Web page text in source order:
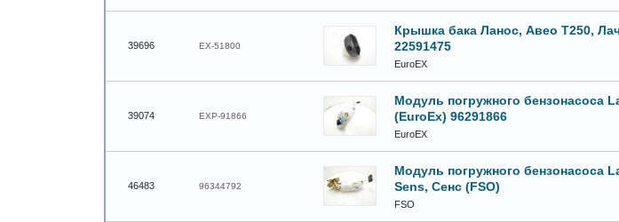
39696 EX-51800
Крышка бака Ланос, Авео Т250,
22591475
EuroEX
39074 EXP-91866
Модуль погружного бензонасоса
(EuroEx) 96291866
EuroEX
46483 96344792
Модуль погружного бензонасоса
Sens, Сенс (FSO)
FSO